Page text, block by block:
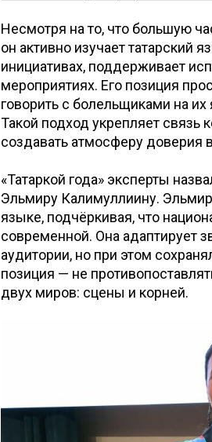
Несмотря на то, что большую
он активно изучает татарский
инициативах, поддерживает
мероприятиях. Его позиция
говорить с болельщиками на
Такой подход укрепляет связь
создавать атмосферу доверия
«Татаркой года» эксперты
Эльмиру Калимуллиину.
языке, подчёркивая, что
современной. Она адаптирует
аудитории, но при этом
позиция — не
двух миров: сцены и корней.